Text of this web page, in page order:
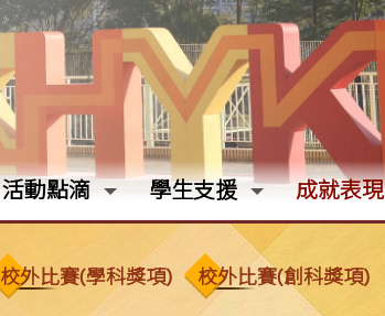
活動點滴 學生支援 成就表現
校外比賽(學科獎項) 校外比賽(創科獎項)